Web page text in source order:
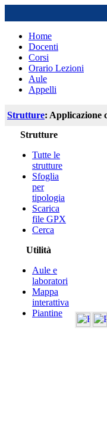
Home
Docenti
Corsi
Orario Lezioni
Aule
Appelli
Strutture: Applicazione
Strutture
Tutte le
strutture
Sfoglia
per
tipologia
Scarica
file GPX
Cerca
Utilità
Aule e
laboratori
Mappa
interattiva
Piantine